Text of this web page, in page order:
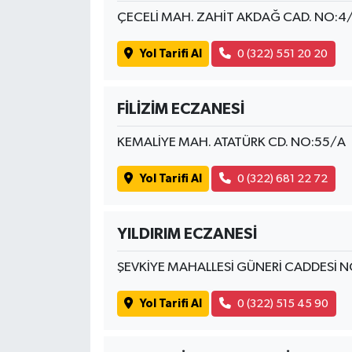
ÇECELİ MAH. ZAHİT AKDAĞ CAD.
Yol Tarifi Al 0 (322) 551 20 20
FİLİZİM ECZANESİ
KEMALİYE MAH. ATATÜRK CD. NO:55/A
Yol Tarifi Al 0 (322) 681 22 72
YILDIRIM ECZANESİ
ŞEVKİYE MAHALLESİ GÜNERİ CADDESİ
Yol Tarifi Al 0 (322) 515 45 90